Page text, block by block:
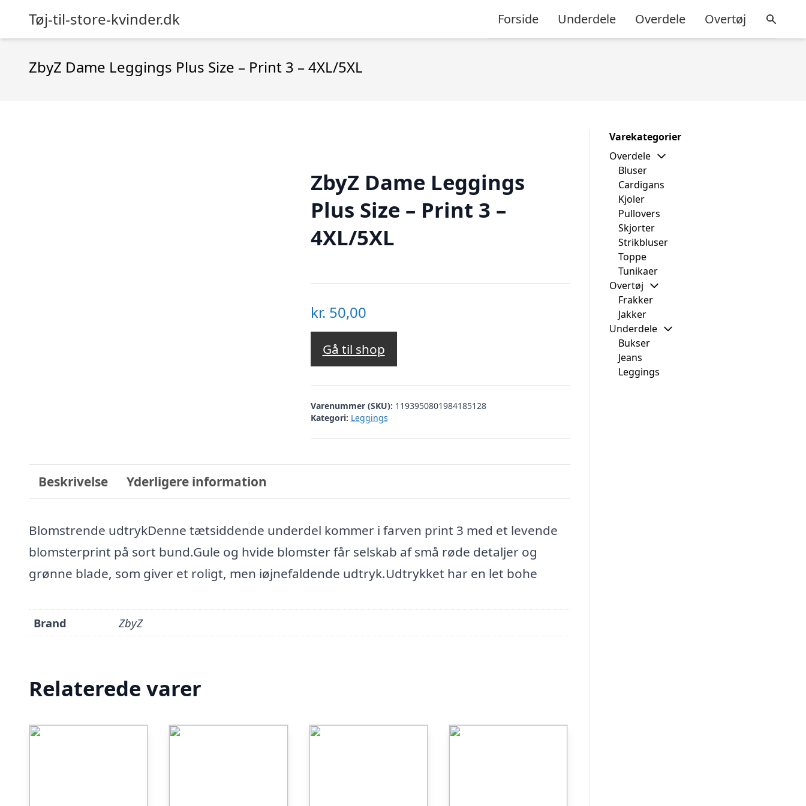
Tøj-til-store-kvinder.dk Forside Underdele Overdele Overtøj
ZbyZ Dame Leggings Plus Size – Print 3 – 4XL/5XL
ZbyZ Dame Leggings
Plus Size – Print 3 –
4XL/5XL
kr. 50,00
Gå til shop
Varenummer (SKU): 1193950801984185128
Kategori: Leggings
Beskrivelse Yderligere information
Blomstrende udtrykDenne tætsiddende underdel kommer i farven print 3 med et levende
blomsterprint på sort bund.Gule og hvide blomster får selskab af små røde detaljer og
grønne blade, som giver et roligt, men iøjnefaldende udtryk.Udtrykket har en let bohe
Brand ZbyZ
Relaterede varer
Varekategorier
Overdele
Bluser
Cardigans
Kjoler
Pullovers
Skjorter
Strikbluser
Toppe
Tunikaer
Overtøj
Frakker
Jakker
Underdele
Bukser
Jeans
Leggings